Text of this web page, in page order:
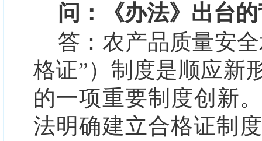
问：《办法》出台
答：农产品质量安
格证”）制度是顺应新
的一项重要制度创新
法明确建立合格证制